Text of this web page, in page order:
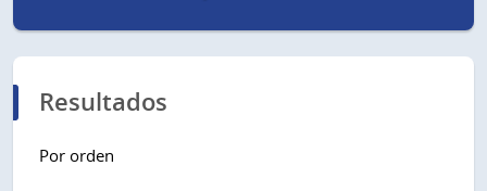
Resultados
Por orden